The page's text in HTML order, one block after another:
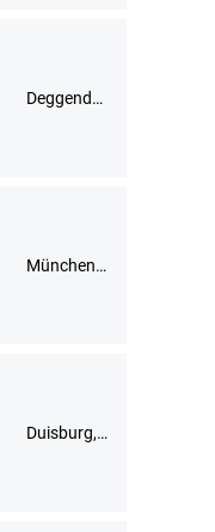
Deggendorf, Freyung, Grafenau, Regen, Straubing, Waldkirchen, Zwiesel
München, Neuburg an der Donau, Schrobenhausen
Duisburg, Düsseldorf, Erkelenz, Kleve, Krefeld, Mönchengladbach, Mülheim an der Ruhr, Wesel, Wuppertal